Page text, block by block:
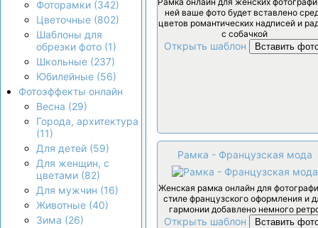
Фоторамки (342)
Цветочные (802)
Шаблоны для
обрезки фото (1)
Школьные (237)
Юбилейные (56)
Фотоэффекты онлайн
Весна (29)
Города, архитектура
(11)
Для детей (59)
Для женщин, с
цветами (82)
Для мужчин (16)
Животные (40)
Зима (26)
ней ваше фото будет вставлено
цветов романтических надписей и
с собачкой
Открыть шаблон Вставить
Рамка - Французская мода
Женская рамка онлайн для
стиле французского оформления и
гармонии добавлено немного
Открыть шаблон Вставить